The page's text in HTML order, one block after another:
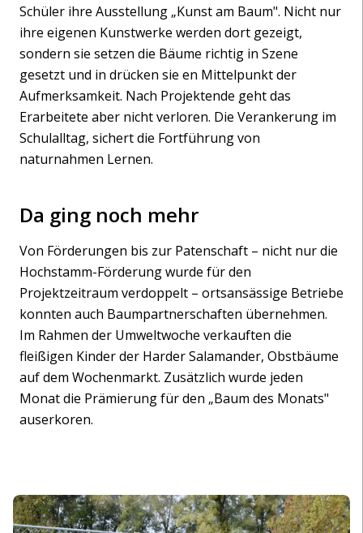
Schüler ihre Ausstellung „Kunst am Baum". Nicht nur
ihre eigenen Kunstwerke werden dort gezeigt,
sondern sie setzen die Bäume richtig in Szene
gesetzt und in drücken sie en Mittelpunkt der
Aufmerksamkeit. Nach Projektende geht das
Erarbeitete aber nicht verloren. Die Verankerung im
Schulalltag, sichert die Fortführung von
naturnahmen Lernen.
Da ging noch mehr
Von Förderungen bis zur Patenschaft – nicht nur die
Hochstamm-Förderung wurde für den
Projektzeitraum verdoppelt – ortsansässige Betriebe
konnten auch Baumpartnerschaften übernehmen.
Im Rahmen der Umweltwoche verkauften die
fleißigen Kinder der Harder Salamander, Obstbäume
auf dem Wochenmarkt. Zusätzlich wurde jeden
Monat die Prämierung für den „Baum des Monats"
auserkoren.